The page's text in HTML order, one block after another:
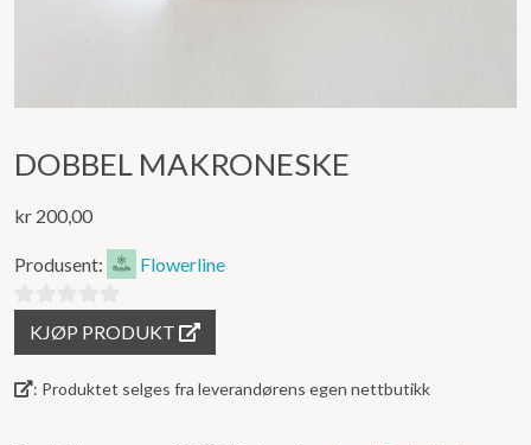
DOBBEL MAKRONESKE
kr 200,00
Produsent: Flowerline
ut
av
KJØP PRODUKT
: Produktet selges fra leverandørens egen nettbutikk